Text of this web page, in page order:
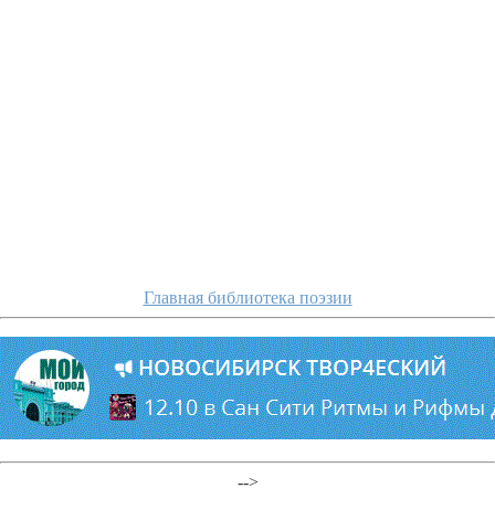
Главная библиотека поэзии
-->